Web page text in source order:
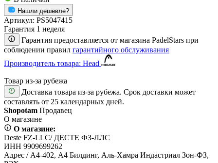
Нашли дешевле?
Артикул: PS5047415
Гарантия 1 неделя
Гарантия предоставляется от магазина PadelStars при
соблюдении правил гарантийного обслуживания
Производитель товара: Head
Товар из-за рубежа
Доставка товара из-за рубежа. Срок доставки может
составлять от 25 календарных дней.
Shopotam Продавец
О магазине
О магазине:
Deste FZ-LLC/ ДЕСТЕ ФЗ-ЛЛС
ИНН 9909699262
Адрес / А4-402, А4 Билдинг, Аль-Хамра Индастриал Зон-ФЗ,